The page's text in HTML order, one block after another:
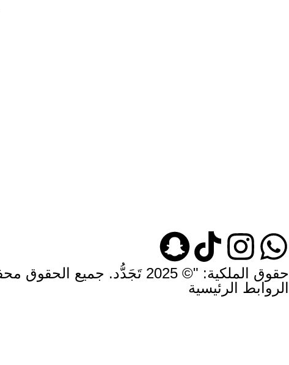
حقوق الملكية: "© 2025 تَجَدُّد. جميع الحقوق محفوظة."
الروابط الرئيسية